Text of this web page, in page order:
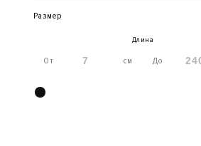
Размер
Длина
От см До